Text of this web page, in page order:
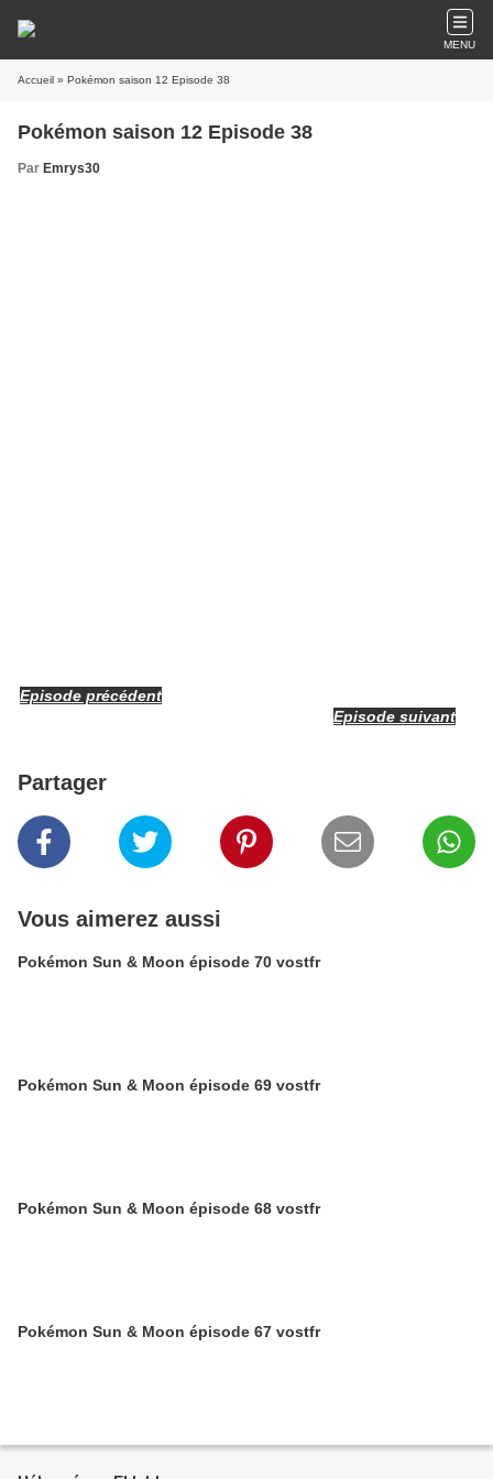
MENU
Accueil » Pokémon saison 12 Episode 38
Pokémon saison 12 Episode 38
Par Emrys30
Episode précédent
Episode suivant
Partager
Vous aimerez aussi
Pokémon Sun & Moon épisode 70 vostfr
Pokémon Sun & Moon épisode 69 vostfr
Pokémon Sun & Moon épisode 68 vostfr
Pokémon Sun & Moon épisode 67 vostfr